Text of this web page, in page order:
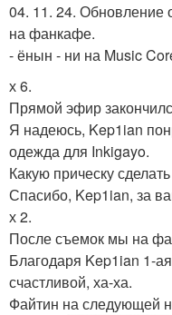
04. 11. 24. Обновление
на фанкафе.
- ёнын - ни на Music
х 6.
Прямой эфир
Я надеюсь, Kep1ian
одежда для Inkigayo.
Какую прическу
Спасибо, Kep1ian, за
х 2.
После съемок мы на
Благодаря Kep1ian 1-
счастливой, ха-ха.
Файтин на следующей